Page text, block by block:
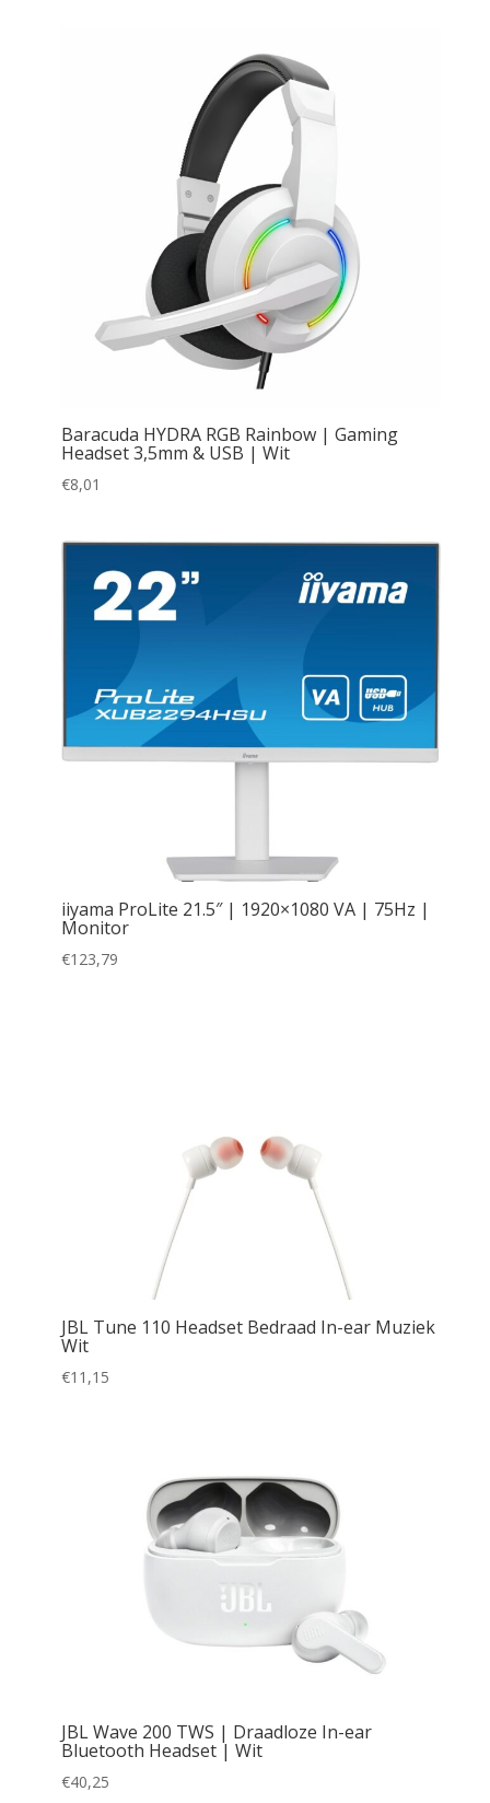
Baracuda HYDRA RGB Rainbow | Gaming
Headset 3,5mm & USB | Wit
€8,01
iiyama ProLite 21.5″ | 1920×1080 VA | 75Hz |
Monitor
€123,79
JBL Tune 110 Headset Bedraad In-ear Muziek
Wit
€11,15
JBL Wave 200 TWS | Draadloze In-ear
Bluetooth Headset | Wit
€40,25